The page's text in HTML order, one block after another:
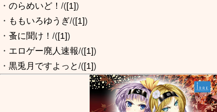
・ のらめいど！ /([1])
・ ももいろゆうぎ/([1])
・ 蚤に聞け！ /([1])
・ エロゲー廃人速報/([1])
・ 黒兎月ですよっと /([1])